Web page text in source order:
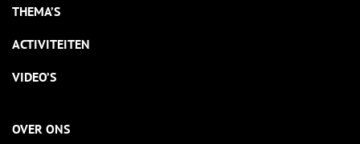
THEMA’S
ACTIVITEITEN
VIDEO’S
OVER ONS